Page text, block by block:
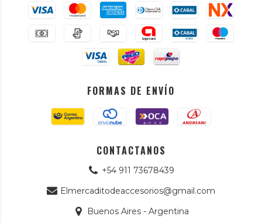
FORMAS DE ENVÍO
CONTACTANOS
+54 911 73678439
Elmercaditodeaccesorios@gmail.com
Buenos Aires - Argentina